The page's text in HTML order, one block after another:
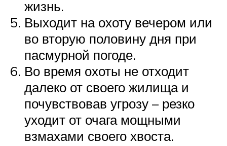
жизнь.
Выходит на охоту вечером или
во вторую половину дня при
пасмурной погоде.
Во время охоты не отходит
далеко от своего жилища и
почувствовав угрозу – резко
уходит от очага мощными
взмахами своего хвоста.